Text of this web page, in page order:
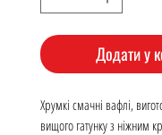
Додати у
Хрумкі смачні вафлі,
вищого гатунку з ніжним